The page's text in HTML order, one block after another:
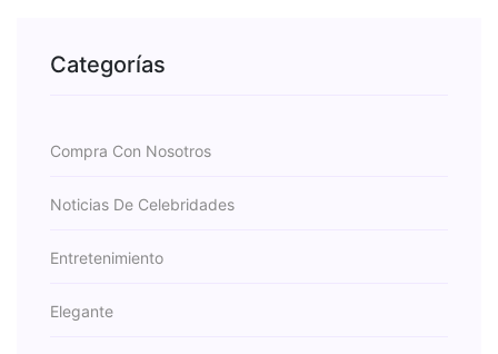
Categorías
Compra Con Nosotros
Noticias De Celebridades
Entretenimiento
Elegante